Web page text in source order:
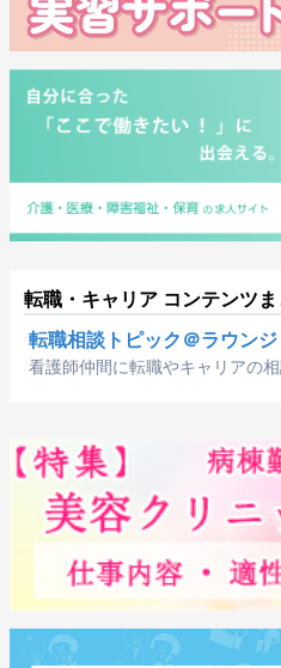
転職・キャリア コンテンツ
転職相談トピック＠ラウンジ
看護師仲間に転職やキャリアの